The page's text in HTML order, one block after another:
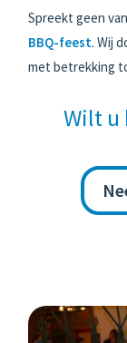
Spreekt geen
BBQ-feest. Wij
met betrekking
Wilt u